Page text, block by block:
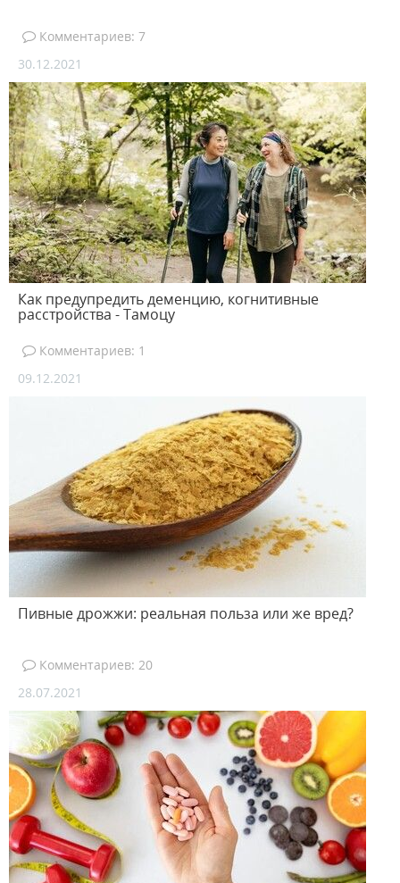
Комментариев: 7
30.12.2021
Как предупредить деменцию, когнитивные
расстройства - Тамоцу
Комментариев: 1
09.12.2021
Пивные дрожжи: реальная польза или же вред?
Комментариев: 20
28.07.2021